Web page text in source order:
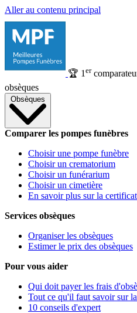
Aller au contenu principal
🏆 1 er
obsèques
Obsèques
Comparer les pompes funèbres
Choisir une pompe funèbre
Choisir un crematorium
Choisir un funérarium
Choisir un cimetière
En savoir plus sur la
Services obsèques
Organiser les obsèques
Estimer le prix des obsèques
Pour vous aider
Qui doit payer les frais
Tout ce qu'il faut savoir sur
10 conseils d'expert